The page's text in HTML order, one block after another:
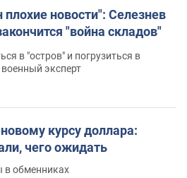
новости": Селезнев
"война складов"
в "остров" и погрузиться в
эксперт
курсу доллара:
чего ожидать
в обменниках